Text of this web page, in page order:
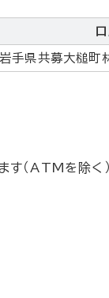
岩手県共募大槌町
（ATMを除く）